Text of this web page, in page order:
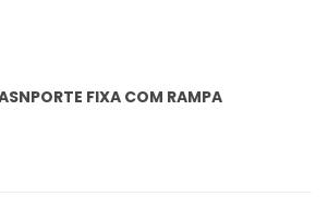
FIXA COM RAMPA